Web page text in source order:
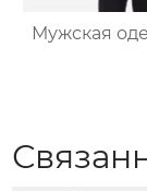
Мужская